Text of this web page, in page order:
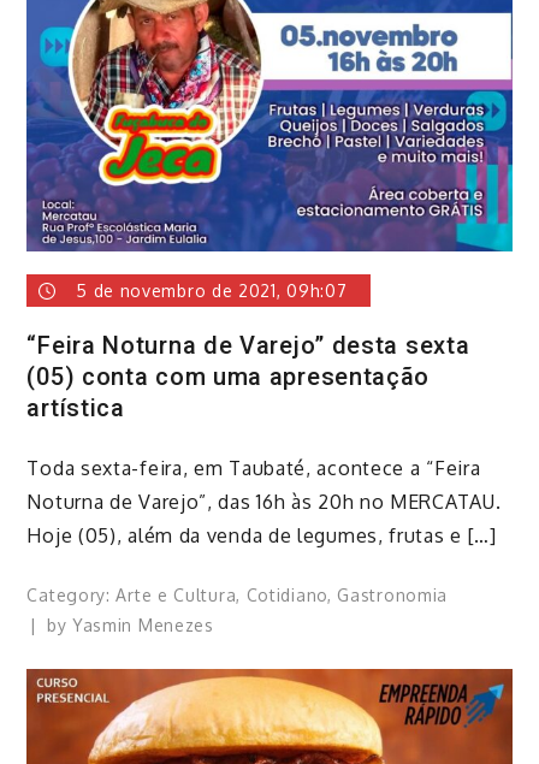
5 de novembro de 2021, 09h:07
“Feira Noturna de Varejo” desta sexta
(05) conta com uma apresentação
artística
​Toda sexta-feira, em Taubaté, acontece a “Feira
Noturna de Varejo”, das 16h às 20h no MERCATAU.
Hoje (05), além da venda de legumes, frutas e […]
Category:Arte e Cultura, Cotidiano, Gastronomia
by Yasmin Menezes